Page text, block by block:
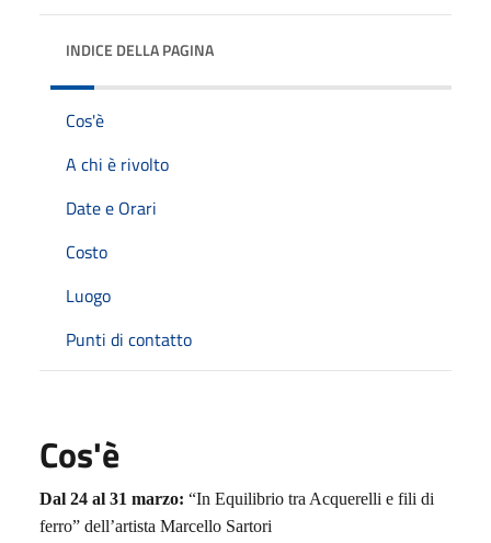
INDICE DELLA PAGINA
Cos'è
A chi è rivolto
Date e Orari
Costo
Luogo
Punti di contatto
Cos'è
Dal 24 al 31 marzo: “In Equilibrio tra Acquerelli e fili di
ferro” dell’artista Marcello Sartori